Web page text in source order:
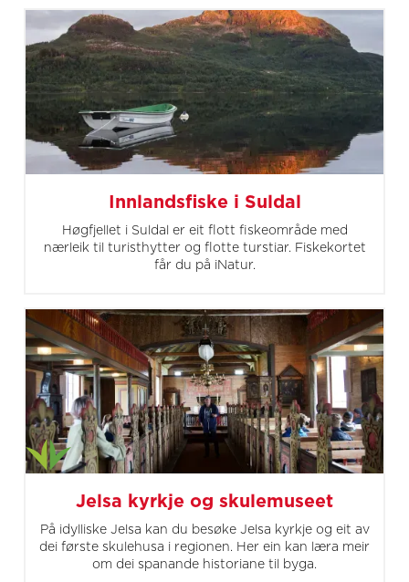
Innlandsfiske i Suldal
Høgfjellet i Suldal er eit flott fiskeområde med
nærleik til turisthytter og flotte turstiar. Fiskekortet
får du på iNatur.
Jelsa kyrkje og skulemuseet
På idylliske Jelsa kan du besøke Jelsa kyrkje og eit av
dei første skulehusa i regionen. Her ein kan læra meir
om dei spanande historiane til byga.